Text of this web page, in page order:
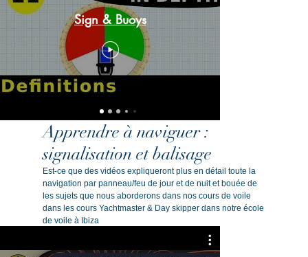
Apprendre à naviguer :
signalisation et balisage
Est-ce que des vidéos expliqueront plus en détail toute la
navigation par panneau/feu de jour et de nuit et bouée de
les sujets que nous aborderons dans nos cours de voile
dans les cours Yachtmaster & Day skipper dans notre école
de voile à Ibiza
Sign & Buoys